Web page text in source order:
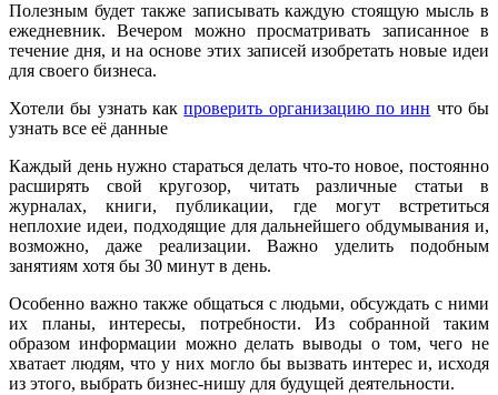
Полезным будет также записывать каждую стоящую мысль в
ежедневник. Вечером можно просматривать записанное в
течение дня, и на основе этих записей изобретать новые идеи
для своего бизнеса.
Хотели бы узнать какпроверить организацию по инн что бы
узнать все её данные
Каждый день нужно стараться делать что-то новое, постоянно
расширять свой кругозор, читать различные статьи в
журналах, книги, публикации, где могут встретиться
неплохие идеи, подходящие для дальнейшего обдумывания и,
возможно, даже реализации. Важно уделить подобным
занятиям хотя бы 30 минут в день.
Особенно важно также общаться с людьми, обсуждать с ними
их планы, интересы, потребности. Из собранной таким
образом информации можно делать выводы о том, чего не
хватает людям, что у них могло бы вызвать интерес и, исходя
из этого, выбрать бизнес-нишу для будущей деятельности.